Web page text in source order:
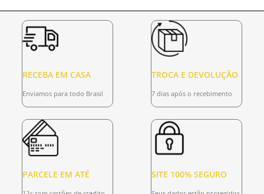
RECEBA EM CASA
Enviamos para todo Brasil
TROCA E DEVOLUÇÃO
7 dias após o recebimento
PARCELE EM ATÉ SITE 100% SEGURO